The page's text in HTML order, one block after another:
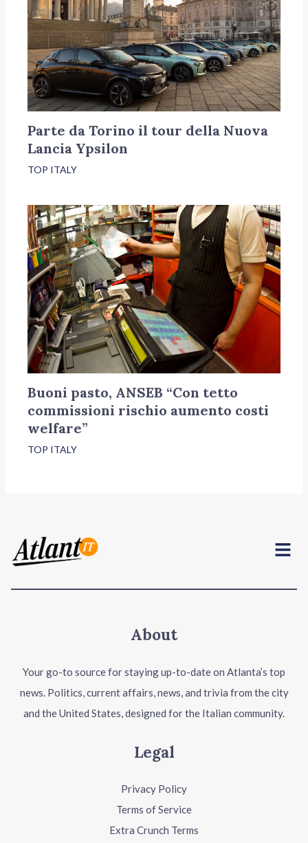
Parte da Torino il tour della Nuova
Lancia Ypsilon
TOP ITALY
Buoni pasto, ANSEB “Con tetto
commissioni rischio aumento costi
welfare”
TOP ITALY
Menu
About
Your go-to source for staying up-to-date on Atlanta’s top
news. Politics, current affairs, news, and trivia from the city
and the United States, designed for the Italian community.
Legal
Privacy Policy
Terms of Service
Extra Crunch Terms